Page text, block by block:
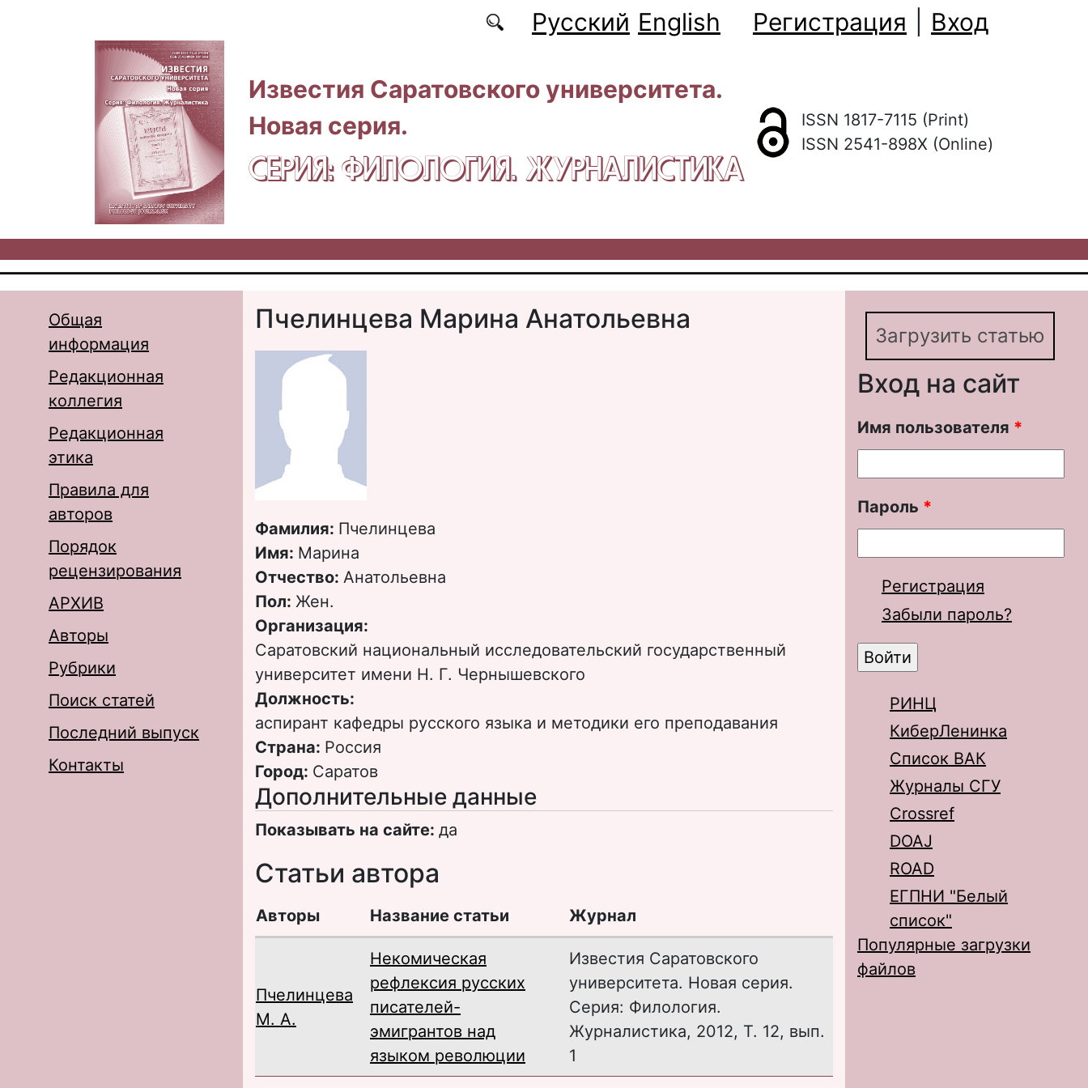
Русский English Регистрация Вход
Известия Саратовского университета.
Новая серия.
СЕРИЯ: ФИЛОЛОГИЯ. ЖУРНАЛИСТИКА
ISSN 1817-7115 (Print)
ISSN 2541-898X (Online)
Общая
информация
Редакционная
коллегия
Редакционная
этика
Правила для
авторов
Порядок
рецензирования
АРХИВ
Авторы
Рубрики
Поиск статей
Последний выпуск
Контакты
Пчелинцева Марина Анатольевна
Фамилия: Пчелинцева
Имя: Марина
Отчество: Анатольевна
Пол: Жен.
Организация:
Саратовский национальный исследовательский государственный
университет имени Н. Г. Чернышевского
Должность:
аспирант кафедры русского языка и методики его преподавания
Страна: Россия
Город: Саратов
Дополнительные данные
Показывать на сайте: да
Статьи автора
Авторы Название статьи Журнал
Пчелинцева
М. А.
Некомическая
рефлексия русских
писателей-
эмигрантов над
языком революции
Известия Саратовского
университета. Новая серия.
Серия: Филология.
Журналистика, 2012, Т. 12, вып.
1
Загрузить статью
Вход на сайт
Имя пользователя *
Пароль *
Регистрация
Забыли пароль?
РИНЦ
КиберЛенинка
Список ВАК
Журналы СГУ
Crossref
DOAJ
ROAD
ЕГПНИ "Белый
список"
Популярные загрузки
файлов